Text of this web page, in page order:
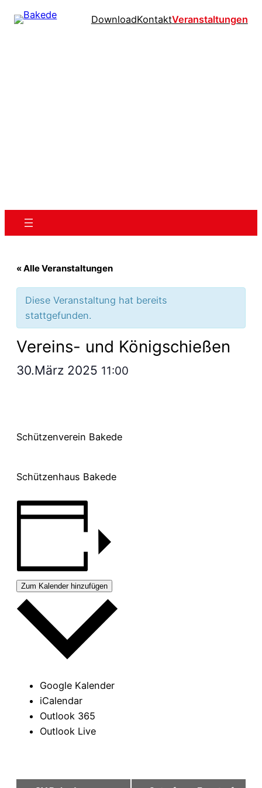
DownloadKontaktVeranstaltungen
« Alle Veranstaltungen
Diese Veranstaltung hat bereits
stattgefunden.
Vereins- und Königschießen
30.März 2025 11:00
Schützenverein Bakede
Schützenhaus Bakede
Zum Kalender hinzufügen
Google Kalender
iCalendar
Outlook 365
Outlook Live